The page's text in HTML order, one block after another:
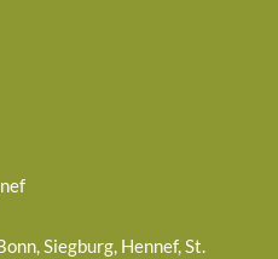
Siegburg, Hennef, St.